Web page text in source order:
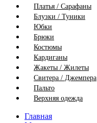
Платья / Сарафаны
Блузки / Туники
Юбки
Брюки
Костюмы
Кардиганы
Жакеты / Жилеты
Свитера / Джемпера
Пальто
Верхняя одежда
Главная